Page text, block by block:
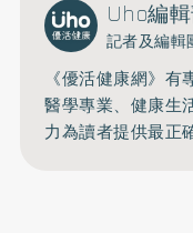
Uho編
記者及編輯
《優活健康網》
醫學專業、健康生
力為讀者提供最正